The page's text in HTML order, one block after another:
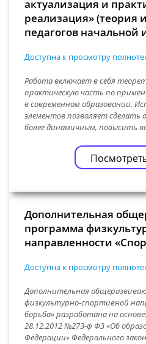
актуализация и
реализация» (теория
педагогов
Доступна к просмотру
Работа включает в себя
практическую часть по
в современном образовании.
элементов позволяет сделать
более динамичным, повысить
Дополнительная
программа
направленности
Доступна к просмотру
Дополнительная
физкультурно-спортивной
борьба» разработана на
28.12.2012 №273-ф ФЗ «Об
Федерации» Федерального